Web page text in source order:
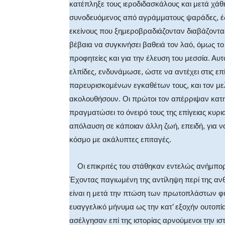
κατέπληξε τους ιεροδιδασκάλους και μετά
συνοδευόμενος από αγράμματους ψαράδες,
εκείνους που ξημεροβραδιάζονταν
βέβαια να συγκινήσει βαθειά τον λαό, όμως
προφητείες και για την έλευση του μεσσία.
ελπίδες, ενδυνάμωσε, ώστε να αντέχει στις
παρευρισκομένων εγκαθέτων τους, και τον
ακολουθήσουν. Οι πρώτοι τον απέρριψαν
πραγματώσει το όνειρό τους της επίγειας
απόλαυση σε κάποιαν άλλη ζωή, επειδή, για
κόσμο με ακάλυπτες επιταγές.
Οι επικριτές του στάθηκαν εντελώς
Έχοντας παγιωμένη της αντίληψη περί της
είναι η μετά την πτώση των πρωτοπλάστων
ευαγγελικό μήνυμα ως την κατ’ εξοχήν
ασέλγησαν επί της ιστορίας αρνούμενοι την